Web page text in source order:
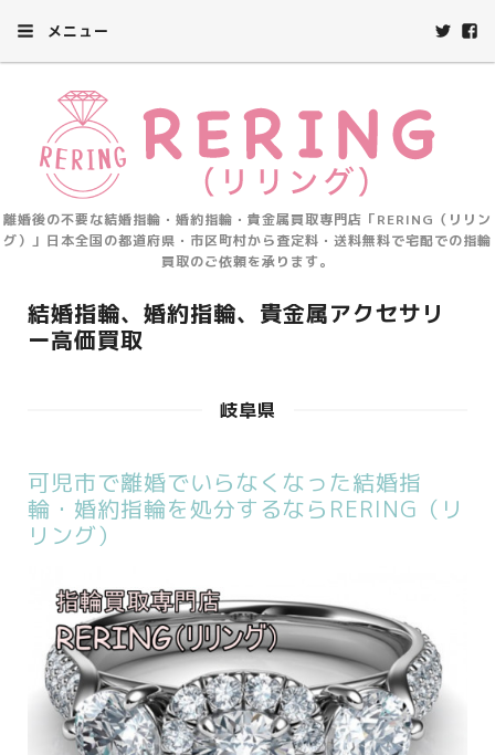
メニュー
離婚後の不要な結婚指輪・婚約指輪・貴金属買取専門店「RERING（リリン
グ）」日本全国の都道府県・市区町村から査定料・送料無料で宅配での指輪
買取のご依頼を承ります。
結婚指輪、婚約指輪、貴金属アクセサリ
ー高価買取
岐阜県
可児市で離婚でいらなくなった結婚指
輪・婚約指輪を処分するならRERING（リ
リング）